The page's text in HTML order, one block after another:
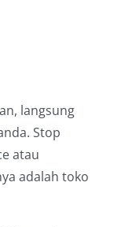
langsung
Stop
atau
adalah toko